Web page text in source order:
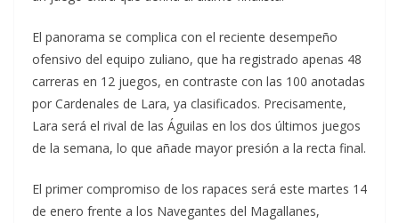
El panorama se complica con el reciente desempeño
ofensivo del equipo zuliano, que ha registrado apenas 48
carreras en 12 juegos, en contraste con las 100 anotadas
por Cardenales de Lara, ya clasificados. Precisamente,
Lara será el rival de las Águilas en los dos últimos juegos
de la semana, lo que añade mayor presión a la recta final.
El primer compromiso de los rapaces será este martes 14
de enero frente a los Navegantes del Magallanes,